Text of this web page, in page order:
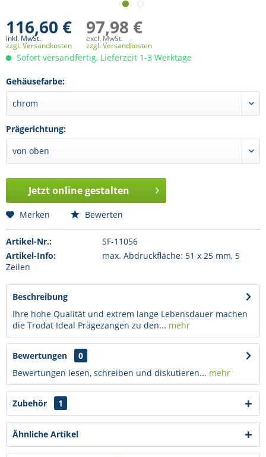
116,60 €
inkl. MwSt.
zzgl. Versandkosten
97,98 €
excl. MwSt.
zzgl. Versandkosten
Sofort versandfertig, Lieferzeit 1-3 Werktage
Gehäusefarbe:
Prägerichtung:
Jetzt online gestalten
Merken Bewerten
Artikel-Nr.:
SF-11056
Artikel-Info:
max. Abdruckfläche: 51 x 25 mm, 5
Zeilen
Beschreibung
Ihre hohe Qualität und extrem lange Lebensdauer machen
die Trodat Ideal Prägezangen zu den... mehr
Bewertungen
0
Bewertungen lesen, schreiben und diskutieren... mehr
Zubehör 1
Ähnliche Artikel